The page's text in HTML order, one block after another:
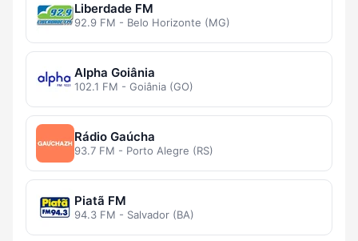
Liberdade FM
92.9 FM - Belo Horizonte (MG)
Alpha Goiânia
102.1 FM - Goiânia (GO)
Rádio Gaúcha
93.7 FM - Porto Alegre (RS)
Piatã FM
94.3 FM - Salvador (BA)